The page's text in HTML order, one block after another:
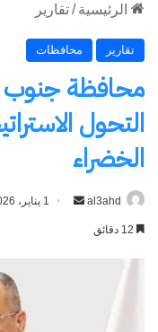
الرئيسية /تقارير
تقارير محافظات
التحول
الخضراء
al3ahd
أرسل
1 يناير، 2026